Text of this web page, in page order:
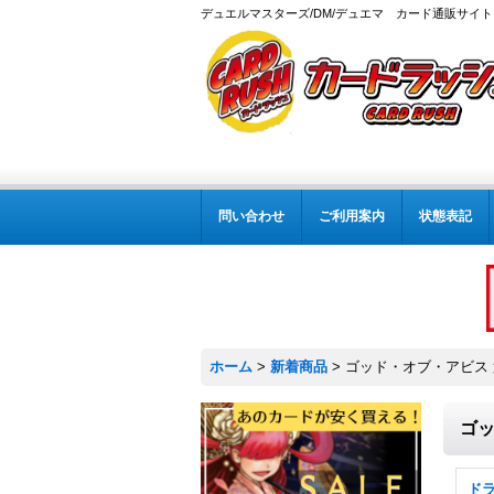
デュエルマスターズ/DM/デュエマ カード通販サイト
問い合わせ ご利用案内 状態表記
ホーム > 新着商品 > ゴッド・オブ・アビ
ゴ